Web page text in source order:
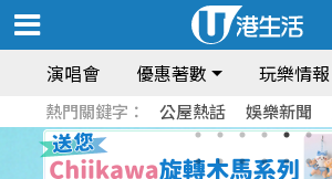
演唱會 優惠著數 玩樂情報
熱門關鍵字： 公屋熱話 娛樂新聞